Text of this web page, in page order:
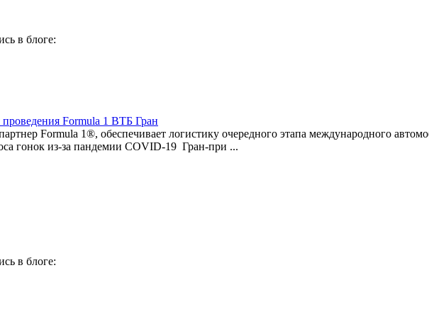
в блоге:
Formula 1 ВТБ Гран
Formula 1®, обеспечивает логистику очередного этапа международного
гонок из-за пандемии COVID-19 Гран-при ...
в блоге: